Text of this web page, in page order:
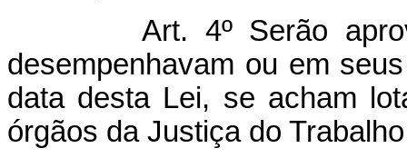
Art. 4º Serão
desempenhavam ou em
data desta Lei, se acham
órgãos da Justiça do